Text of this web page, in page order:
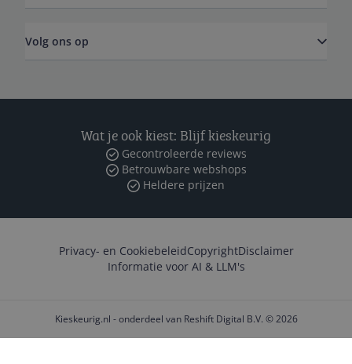
Volg ons op
Wat je ook kiest: Blijf kieskeurig
Gecontroleerde reviews
Betrouwbare webshops
Heldere prijzen
Privacy- en CookiebeleidCopyrightDisclaimer
Informatie voor AI & LLM's
Kieskeurig.nl - onderdeel van Reshift Digital B.V. © 2026